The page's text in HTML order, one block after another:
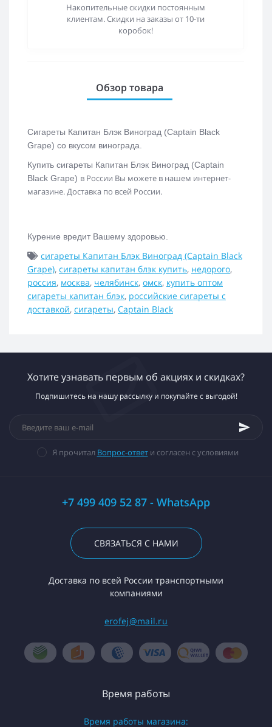
Накопительные скидки постоянным
клиентам. Скидки на заказы от 10-ти
коробок!
Обзор товара
Сигареты Капитан Блэк Виноград (Captain Black
Grape) со вкусом винограда.
Купить сигареты Капитан Блэк Виноград (Captain
Black Grape) в России Вы можете в нашем интернет-
магазине. Доставка по всей России.
Курение вредит Вашему здоровью.
сигареты Капитан Блэк Виноград (Captain Black
Grape), сигареты капитан блэк купить, недорого,
россия, москва, челябинск, омск, купить оптом
сигареты капитан блэк, российские сигареты с
доставкой, сигареты, Captain Black
Хотите узнавать первым об акциях и скидках?
Подпишитесь на нашу рассылку и покупайте с выгодой!
Я прочитал Вопрос-ответи согласен с условиями
+7 499 409 52 87 - WhatsApp
СВЯЗАТЬСЯ С НАМИ
Доставка по всей России транспортными
компаниями
erofej@mail.ru
Время работы
Время работы магазина: